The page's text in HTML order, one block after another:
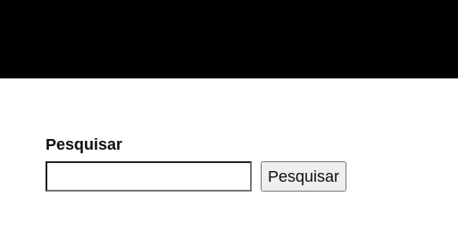
Pesquisar
Pesquisar